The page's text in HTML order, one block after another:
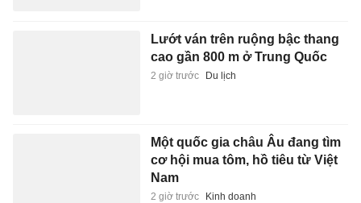
Lướt ván trên ruộng bậc thang
cao gần 800 m ở Trung Quốc
2 giờ trước Du lịch
Một quốc gia châu Âu đang tìm
cơ hội mua tôm, hồ tiêu từ Việt
Nam
2 giờ trước Kinh doanh